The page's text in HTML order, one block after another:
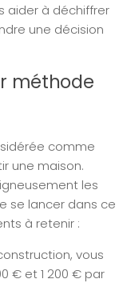
aider à déchiffrer
une décision
méthode
comme
une maison.
les
se lancer dans ce
à retenir :
vous
€ et 1 200 € par